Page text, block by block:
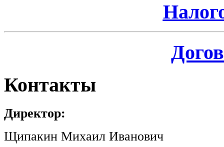
Контакты
Директор:
Щипакин Михаил Иванович